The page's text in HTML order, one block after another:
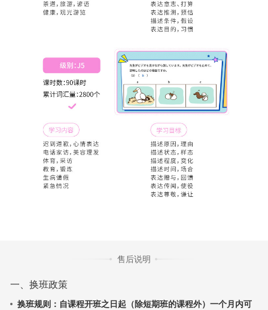
售后说明
一、换班政策
换班规则：自课程开班之日起（除短期班的课程外）一个月内可